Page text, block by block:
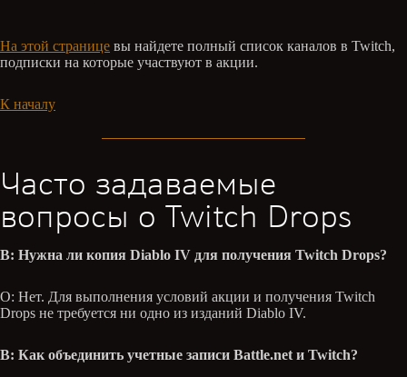
На этой странице вы найдете полный список каналов в Twitch,
подписки на которые участвуют в акции.
К началу
Часто задаваемые
вопросы о Twitch Drops
В: Нужна ли копия Diablo IV для получения Twitch Drops?
О: Нет. Для выполнения условий акции и получения Twitch
Drops не требуется ни одно из изданий Diablo IV.
В: Как объединить учетные записи Battle.net и Twitch?